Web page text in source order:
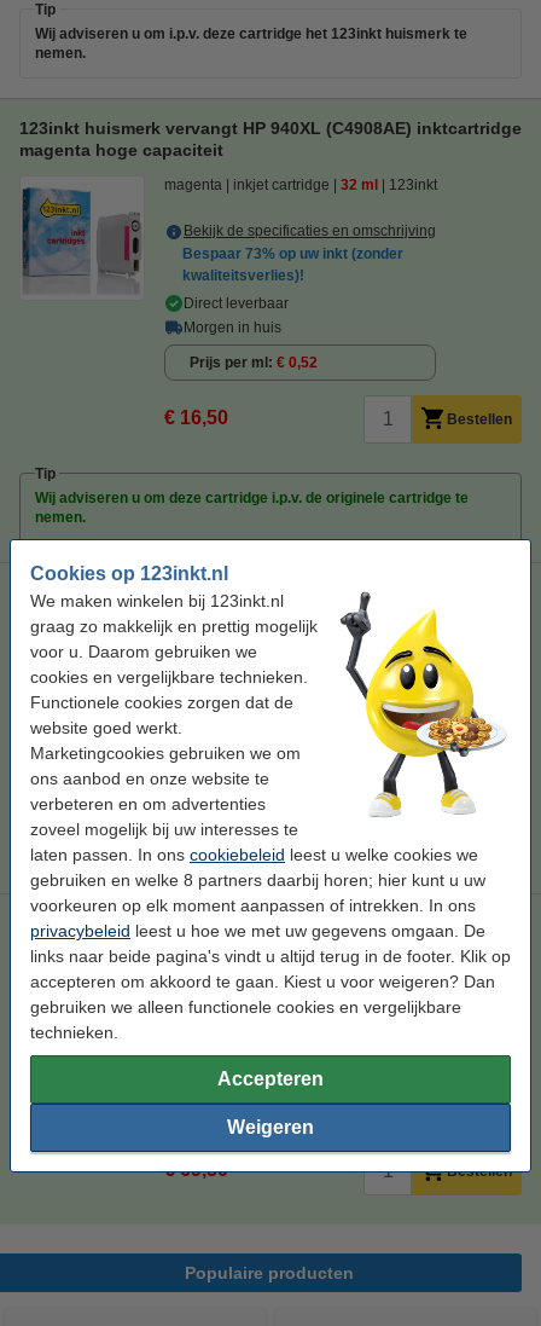
Cookies op 123inkt.nl
We maken winkelen bij 123inkt.nl
graag zo makkelijk en prettig mogelijk
voor u. Daarom gebruiken we
cookies en vergelijkbare technieken.
Functionele cookies zorgen dat de
website goed werkt.
Marketingcookies gebruiken we om
ons aanbod en onze website te
verbeteren en om advertenties
zoveel mogelijk bij uw interesses te
laten passen. In ons cookiebeleid leest u welke cookies we
gebruiken en welke 8 partners daarbij horen; hier kunt u uw
voorkeuren op elk moment aanpassen of intrekken. In ons
privacybeleid leest u hoe we met uw gegevens omgaan. De
links naar beide pagina's vindt u altijd terug in de footer. Klik op
accepteren om akkoord te gaan. Kiest u voor weigeren? Dan
gebruiken we alleen functionele cookies en vergelijkbare
technieken.
Accepteren
Weigeren
Tip
Wij adviseren u om i.p.v. deze cartridge het 123inkt huismerk te
nemen.
123inkt huismerk vervangt HP 940XL (C4908AE) inktcartridge
magenta hoge capaciteit
magenta inkjet cartridge 32 ml 123inkt
Bekijk de specificaties en omschrijving
Bespaar 73% op uw inkt (zonder
kwaliteitsverlies)!
Direct leverbaar
Morgen in huis
Prijs per ml € 0,52
€ 16,50 Bestellen
Tip
Wij adviseren u om deze cartridge i.p.v. de originele cartridge te
nemen.
123inkt huismerk vervangt HP 940XL multipack kleur
kleur 96 ml Triplepack SD531AE
Bekijk de specificaties en omschrijving
Morgen in huis
Prijs per ml
€ 47,50
123inkt huismerk vervangt HP 940XL multipack
zwart/cyaan/magenta/geel
zwart en kleur 165 ml multipack C2N93AE
Direct leverbaar
Morgen in huis
€ 69,50 Bestellen
Populaire producten